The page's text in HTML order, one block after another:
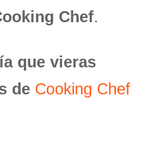
Chef.
que vieras
de Cooking Chef